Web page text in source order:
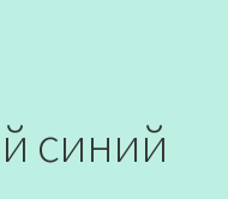
синий